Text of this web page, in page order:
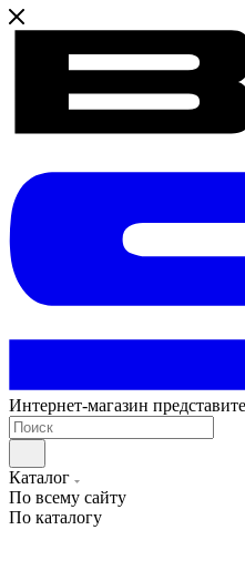
Интернет-магазин
Каталог
По всему сайту
По каталогу